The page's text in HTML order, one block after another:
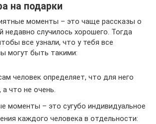
на подарки
моменты – это чаще рассказы о
недавно случилось хорошего. Тогда
все узнали, что у тебя все
могут быть такими:
человек определяет, что для него
а что не очень.
моменты – это сугубо индивидуальное
каждого человека в отдельности: